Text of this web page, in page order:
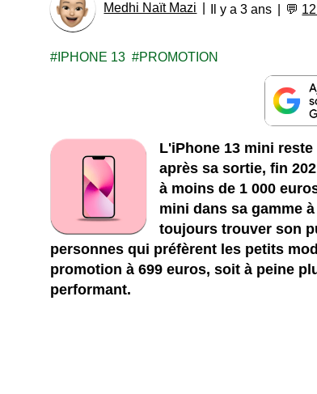
Medhi Naït Mazi Il y a 3 ans 💬
IPHONE 13 PROMOTION
L'iPhone 13 mini
après sa sortie, fin
à moins de 1 000
mini dans sa gamme
toujours trouver son
personnes qui préfèrent les petits
promotion à 699 euros, soit à peine
performant.